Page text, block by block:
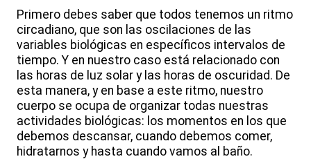
Primero debes saber que todos tenemos un ritmo
circadiano, que son las oscilaciones de las
variables biológicas en específicos intervalos de
tiempo. Y en nuestro caso está relacionado con
las horas de luz solar y las horas de oscuridad. De
esta manera, y en base a este ritmo, nuestro
cuerpo se ocupa de organizar todas nuestras
actividades biológicas: los momentos en los que
debemos descansar, cuando debemos comer,
hidratarnos y hasta cuando vamos al baño.